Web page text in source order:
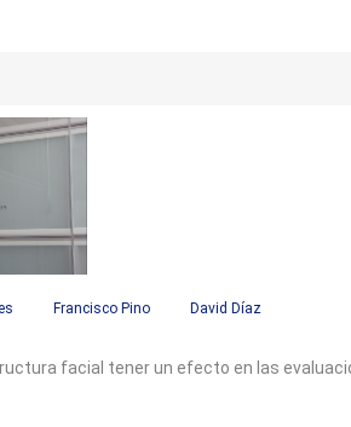
Francisco Pino David Díaz
facial tener un efecto en las